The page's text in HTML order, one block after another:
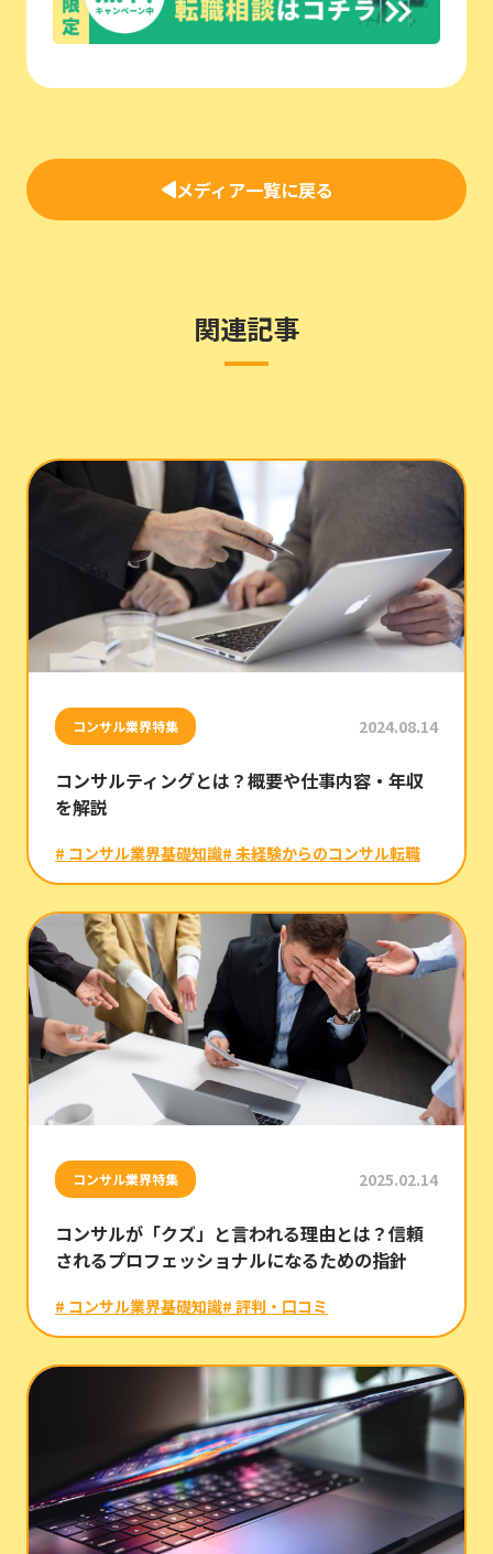
メディア一覧に戻る
関連記事
コンサル業界特集 2024.08.14
コンサルティングとは？概要や仕事内容・年収
を解説
# コンサル業界基礎知識# 未経験からのコンサル転職
コンサル業界特集 2025.02.14
コンサルが「クズ」と言われる理由とは？信頼
されるプロフェッショナルになるための指針
# コンサル業界基礎知識# 評判・口コミ